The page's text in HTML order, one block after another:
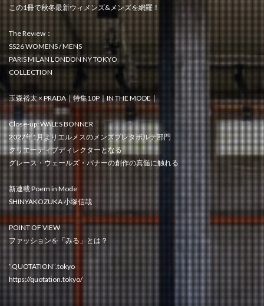
この1冊で秋冬最新ウィメンズ&メンズを網羅！
The Review：
SS26 WOMENS / MENS
PARIS MILAN LONDON NY TOKYO
COLLECTION
玉森裕太 × PRADA｜特集10P｜IN THE MODE｜
Close-up: WALES BONNER
2027年1月よりエルメスのメンズプレタポルテ部門
クリエーティブディレクターとなる
グレース・ウェールズ・バナーの創作の真髄に触れる
新連載 Poem in Mode
SHINYAKOZUKA 小塚信哉
POINT OF VIEW
ファッションを「みる」とは？
“QUOTATION”.tokyo
https://quotation.tokyo/